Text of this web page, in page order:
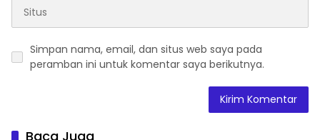
Simpan nama, email, dan situs web saya pada
peramban ini untuk komentar saya berikutnya.
Baca Juga